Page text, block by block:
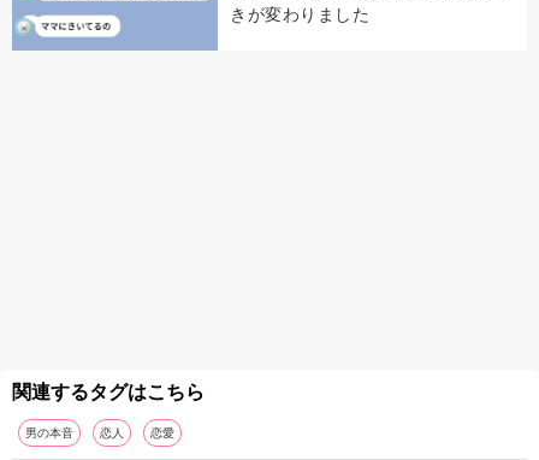
きが変わりました
関連するタグはこちら
男の本音 恋人 恋愛